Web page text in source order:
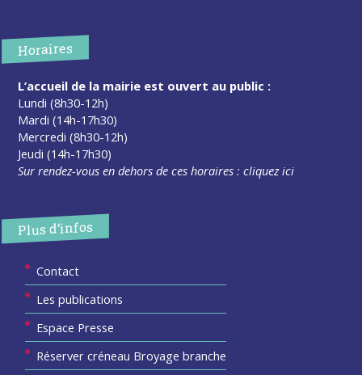
Horaires
L’accueil de la mairie est ouvert au public :
Lundi (8h30-12h)
Mardi (14h-17h30)
Mercredi (8h30-12h)
Jeudi (14h-17h30)
Sur rendez-vous en dehors de ces horaires :cliquez ici
Plus d’infos
Contact
Les publications
Espace Presse
Réserver créneau Broyage branche